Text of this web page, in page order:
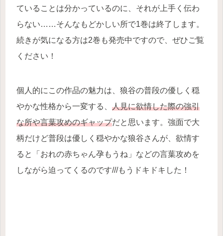
ていることは分かっているのに、それが上手く伝わ
らない……そんなもどかしい所で1巻は終了します。
続きが気になる方は2巻も発売中ですので、ぜひご覧
ください！
個人的にこの作品の魅力は、狼谷の普段の優しく穏
やかな性格から一変する、 人見に欲情した際の強引
な所や言葉攻めのギャップだと思います。強面で大
柄だけど普段は優しく穏やかな狼谷さんが、欲情す
ると「おれの赤ちゃん孕もうね」などの言葉攻めを
しながら迫ってくるのです///もうドキドキした！